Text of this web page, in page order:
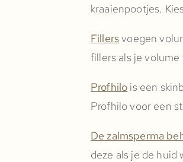
kraaienpootjes.
Fillersvoegen
fillers als je
Profhilo is een
Profhilo voor een
De zalmsperma
deze als je de